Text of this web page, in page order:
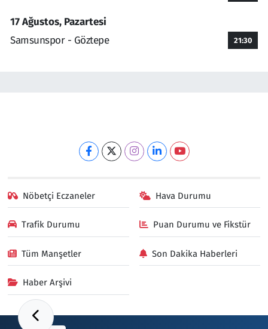
17 Ağustos, Pazartesi
Samsunspor - Göztepe
21:30
Nöbetçi Eczaneler Hava Durumu
Trafik Durumu Puan Durumu ve Fikstür
Tüm Manşetler Son Dakika Haberleri
Haber Arşivi